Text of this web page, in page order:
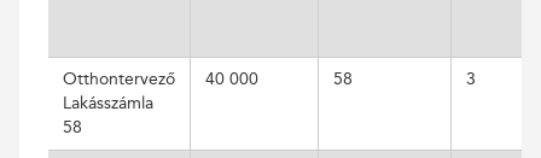
Otthontervező
Lakásszámla
58
40 000 58 3